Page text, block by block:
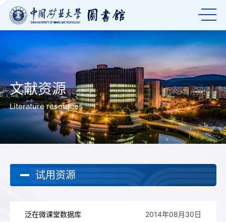
文献资源
Literature resources
试用资源
泛在微课堂数据库 2014年08月30日